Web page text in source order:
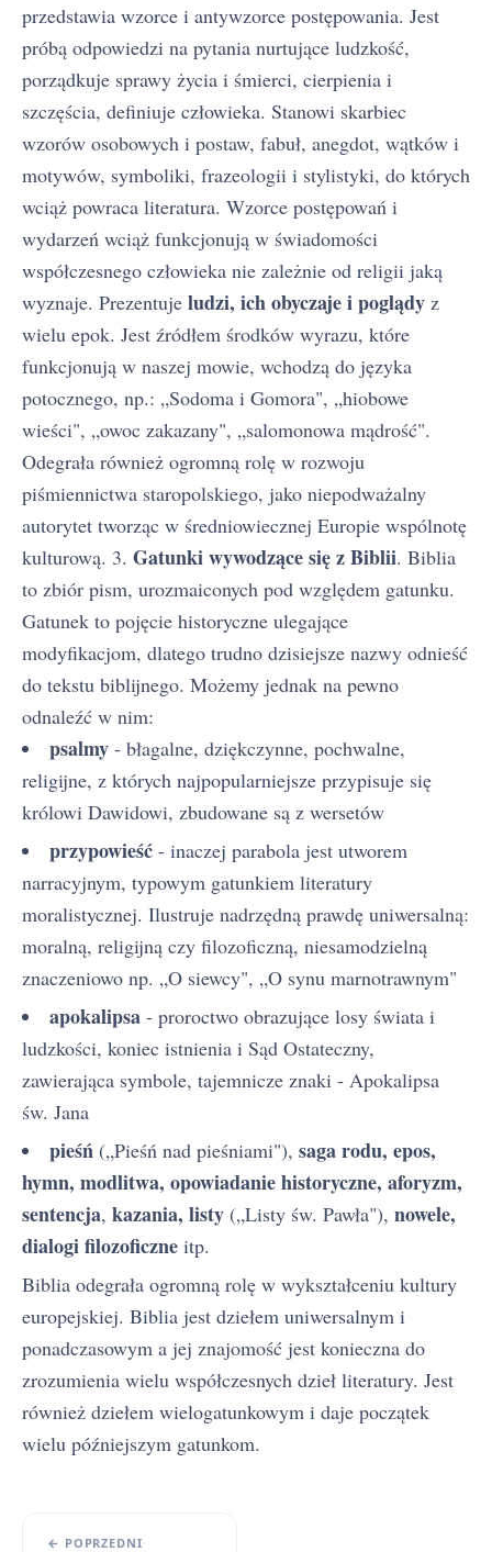
przedstawia wzorce i antywzorce postępowania. Jest
próbą odpowiedzi na pytania nurtujące ludzkość,
porządkuje sprawy życia i śmierci, cierpienia i
szczęścia, definiuje człowieka. Stanowi skarbiec
wzorów osobowych i postaw, fabuł, anegdot, wątków i
motywów, symboliki, frazeologii i stylistyki, do których
wciąż powraca literatura. Wzorce postępowań i
wydarzeń wciąż funkcjonują w świadomości
współczesnego człowieka nie zależnie od religii jaką
wyznaje. Prezentuje ludzi, ich obyczaje i poglądy z
wielu epok. Jest źródłem środków wyrazu, które
funkcjonują w naszej mowie, wchodzą do języka
potocznego, np.: „Sodoma i Gomora", „hiobowe
wieści", „owoc zakazany", „salomonowa mądrość".
Odegrała również ogromną rolę w rozwoju
piśmiennictwa staropolskiego, jako niepodważalny
autorytet tworząc w średniowiecznej Europie wspólnotę
kulturową. 3. Gatunki wywodzące się z Biblii. Biblia
to zbiór pism, urozmaiconych pod względem gatunku.
Gatunek to pojęcie historyczne ulegające
modyfikacjom, dlatego trudno dzisiejsze nazwy odnieść
do tekstu biblijnego. Możemy jednak na pewno
odnaleźć w nim:
psalmy - błagalne, dziękczynne, pochwalne,
religijne, z których najpopularniejsze przypisuje się
królowi Dawidowi, zbudowane są z wersetów
przypowieść - inaczej parabola jest utworem
narracyjnym, typowym gatunkiem literatury
moralistycznej. Ilustruje nadrzędną prawdę uniwersalną:
moralną, religijną czy filozoficzną, niesamodzielną
znaczeniowo np. „O siewcy", „O synu marnotrawnym"
apokalipsa - proroctwo obrazujące losy świata i
ludzkości, koniec istnienia i Sąd Ostateczny,
zawierająca symbole, tajemnicze znaki - Apokalipsa
św. Jana
pieśń („Pieśń nad pieśniami"), saga rodu, epos,
hymn, modlitwa, opowiadanie historyczne, aforyzm,
sentencja, kazania, listy („Listy św. Pawła"), nowele,
dialogi filozoficzne itp.
Biblia odegrała ogromną rolę w wykształceniu kultury
europejskiej. Biblia jest dziełem uniwersalnym i
ponadczasowym a jej znajomość jest konieczna do
zrozumienia wielu współczesnych dzieł literatury. Jest
również dziełem wielogatunkowym i daje początek
wielu późniejszym gatunkom.
← POPRZEDNI